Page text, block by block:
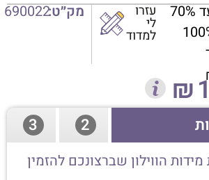
50% עד 70%
:
עזרו
לי
למדוד
מק״ט:690022
₪
2
3
הווילון שברצונכם להזמין